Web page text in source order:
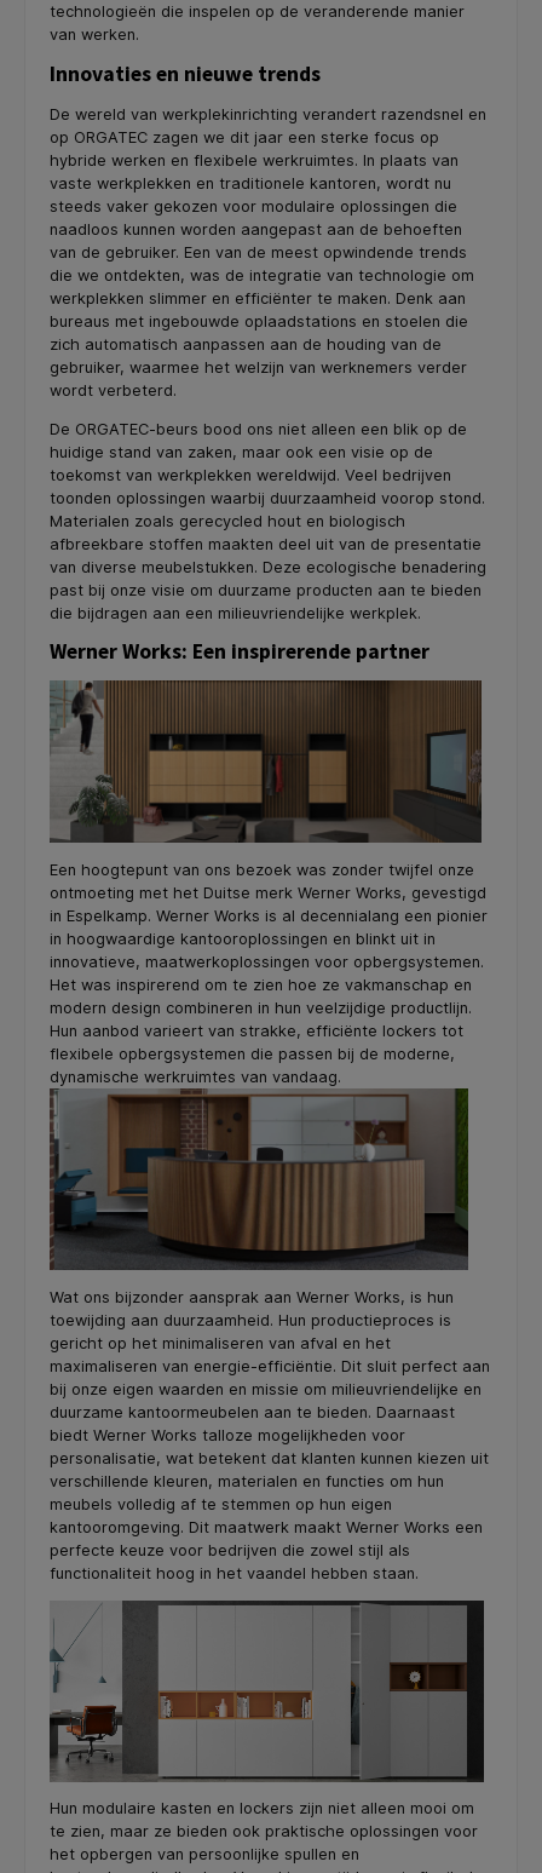
technologieën die inspelen op de veranderende manier
van werken.
Innovaties en nieuwe trends
De wereld van werkplekinrichting verandert razendsnel en
op ORGATEC zagen we dit jaar een sterke focus op
hybride werken en flexibele werkruimtes. In plaats van
vaste werkplekken en traditionele kantoren, wordt nu
steeds vaker gekozen voor modulaire oplossingen die
naadloos kunnen worden aangepast aan de behoeften
van de gebruiker. Een van de meest opwindende trends
die we ontdekten, was de integratie van technologie om
werkplekken slimmer en efficiënter te maken. Denk aan
bureaus met ingebouwde oplaadstations en stoelen die
zich automatisch aanpassen aan de houding van de
gebruiker, waarmee het welzijn van werknemers verder
wordt verbeterd.
De ORGATEC-beurs bood ons niet alleen een blik op de
huidige stand van zaken, maar ook een visie op de
toekomst van werkplekken wereldwijd. Veel bedrijven
toonden oplossingen waarbij duurzaamheid voorop stond.
Materialen zoals gerecycled hout en biologisch
afbreekbare stoffen maakten deel uit van de presentatie
van diverse meubelstukken. Deze ecologische benadering
past bij onze visie om duurzame producten aan te bieden
die bijdragen aan een milieuvriendelijke werkplek.
Werner Works: Een inspirerende partner
Een hoogtepunt van ons bezoek was zonder twijfel onze
ontmoeting met het Duitse merk Werner Works, gevestigd
in Espelkamp. Werner Works is al decennialang een pionier
in hoogwaardige kantooroplossingen en blinkt uit in
innovatieve, maatwerkoplossingen voor opbergsystemen.
Het was inspirerend om te zien hoe ze vakmanschap en
modern design combineren in hun veelzijdige productlijn.
Hun aanbod varieert van strakke, efficiënte lockers tot
flexibele opbergsystemen die passen bij de moderne,
dynamische werkruimtes van vandaag.
Wat ons bijzonder aansprak aan Werner Works, is hun
toewijding aan duurzaamheid. Hun productieproces is
gericht op het minimaliseren van afval en het
maximaliseren van energie-efficiëntie. Dit sluit perfect aan
bij onze eigen waarden en missie om milieuvriendelijke en
duurzame kantoormeubelen aan te bieden. Daarnaast
biedt Werner Works talloze mogelijkheden voor
personalisatie, wat betekent dat klanten kunnen kiezen uit
verschillende kleuren, materialen en functies om hun
meubels volledig af te stemmen op hun eigen
kantooromgeving. Dit maatwerk maakt Werner Works een
perfecte keuze voor bedrijven die zowel stijl als
functionaliteit hoog in het vaandel hebben staan.
Hun modulaire kasten en lockers zijn niet alleen mooi om
te zien, maar ze bieden ook praktische oplossingen voor
het opbergen van persoonlijke spullen en